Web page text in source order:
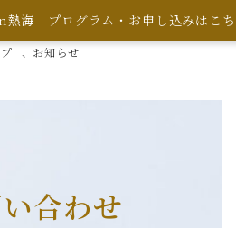
熱海 プログラム・お申し込みはこ
、 お知らせ
合わせ